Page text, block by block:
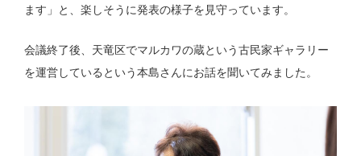
ます」と、楽しそうに発表の様子を見守っています。
会議終了後、天竜区でマルカワの蔵という古民家ギャラリー
を運営しているという本島さんにお話を聞いてみました。